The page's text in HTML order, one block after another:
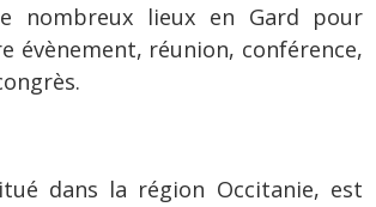
nombreux lieux en Gard pour
évènement, réunion, conférence,
dans la région Occitanie, est